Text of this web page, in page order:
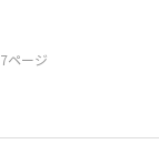
7ページ